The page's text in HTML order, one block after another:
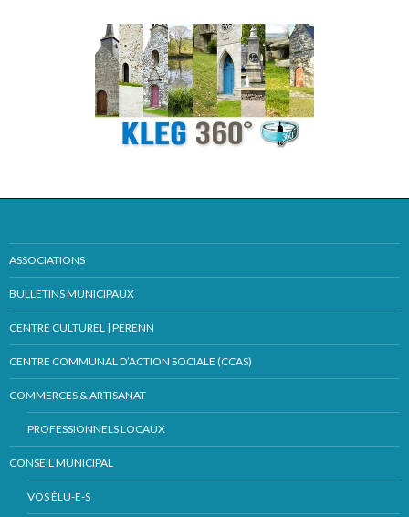
ASSOCIATIONS
BULLETINS MUNICIPAUX
CENTRE CULTUREL | PERENN
CENTRE COMMUNAL D’ACTION SOCIALE (CCAS)
COMMERCES & ARTISANAT
PROFESSIONNELS LOCAUX
CONSEIL MUNICIPAL
VOS ÉLU-E-S